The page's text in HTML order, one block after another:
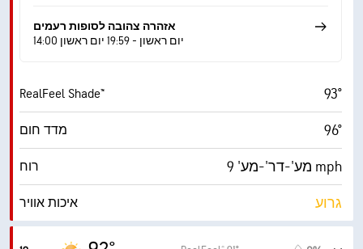
ראות
אזהרה צהובה לסופות רעמים
14:00 יום ראשון - 19:59 יום ראשון
RealFeel Shade™ 93°
מדד חום 96°
רוח מע'-דר'-מע' 9 mph
איכות אוויר גרוע
מדד UV מרבי